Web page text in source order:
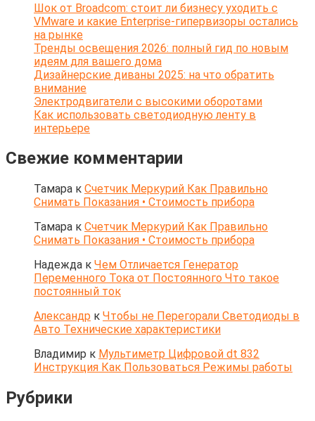
Шок от Broadcom: стоит ли бизнесу уходить с
VMware и какие Enterprise-гипервизоры остались
на рынке
Тренды освещения 2026: полный гид по новым
идеям для вашего дома
Дизайнерские диваны 2025: на что обратить
внимание
Электродвигатели с высокими оборотами
Как использовать светодиодную ленту в
интерьере
Свежие комментарии
Тамара к Счетчик Меркурий Как Правильно
Снимать Показания • Стоимость прибора
Тамара к Счетчик Меркурий Как Правильно
Снимать Показания • Стоимость прибора
Надежда к Чем Отличается Генератор
Переменного Тока от Постоянного Что такое
постоянный ток
Александр к Чтобы не Перегорали Светодиоды в
Авто Технические характеристики
Владимир к Мультиметр Цифровой dt 832
Инструкция Как Пользоваться Режимы работы
Рубрики